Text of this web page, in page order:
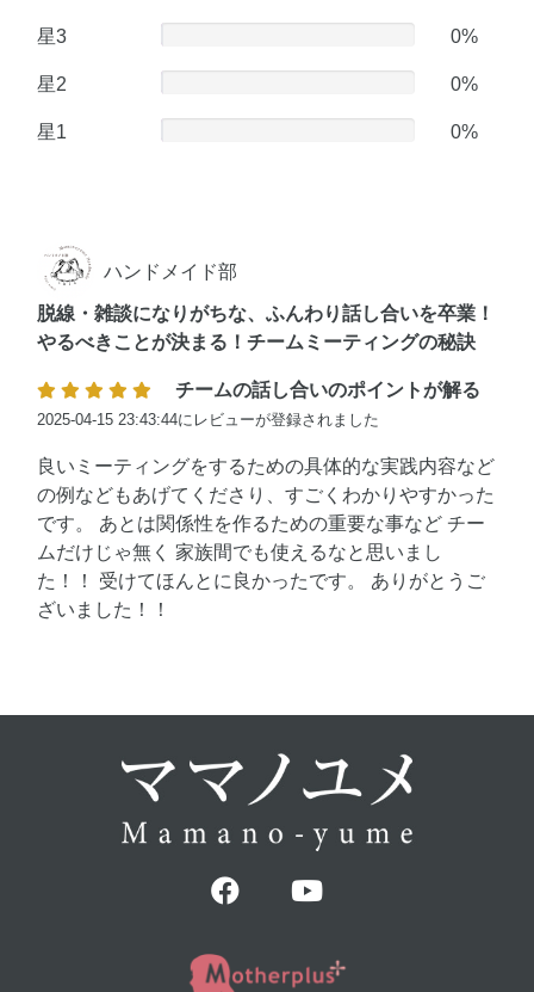
星3 0%
星2 0%
星1 0%
ハンドメイド部
脱線・雑談になりがちな、ふんわり話し合いを卒業！
やるべきことが決まる！チームミーティングの秘訣
チームの話し合いのポイントが解る
2025-04-15 23:43:44にレビューが登録されました
良いミーティングをするための具体的な実践内容など
の例などもあげてくださり、すごくわかりやすかった
です。 あとは関係性を作るための重要な事など チー
ムだけじゃ無く 家族間でも使えるなと思いまし
た！！ 受けてほんとに良かったです。 ありがとうご
ざいました！！